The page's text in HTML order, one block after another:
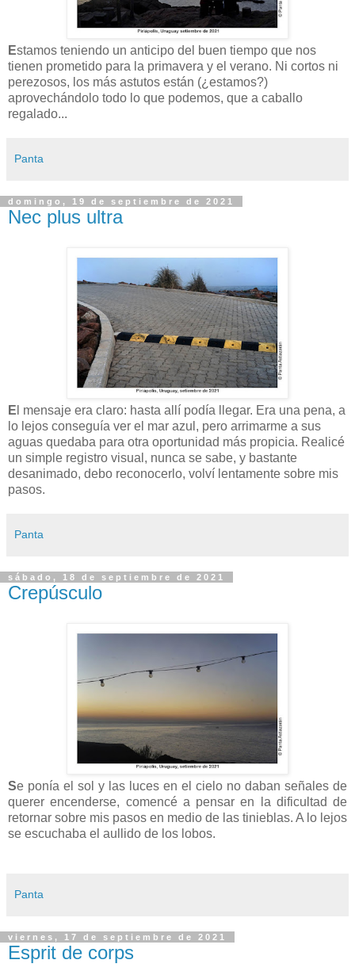
Estamos teniendo un anticipo del buen tiempo que nos
tienen prometido para la primavera y el verano. Ni cortos ni
perezosos, los más astutos están (¿estamos?)
aprovechándolo todo lo que podemos, que a caballo
regalado...
Panta
domingo, 19 de septiembre de 2021
Nec plus ultra
E l mensaje era claro: hasta allí podía llegar. Era una pena, a
lo lejos conseguía ver el mar azul, pero arrimarme a sus
aguas quedaba para otra oportunidad más propicia. Realicé
un simple registro visual, nunca se sabe, y bastante
desanimado, debo reconocerlo, volví lentamente sobre mis
pasos.
Panta
sábado, 18 de septiembre de 2021
Crepúsculo
Se ponía el sol y las luces en el cielo no daban señales de
querer encenderse, comencé a pensar en la dificultad de
retornar sobre mis pasos en medio de las tinieblas. A lo lejos
se escuchaba el aullido de los lobos.
Panta
viernes, 17 de septiembre de 2021
Esprit de corps